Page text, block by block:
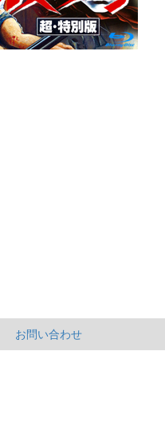
お問い合わせ